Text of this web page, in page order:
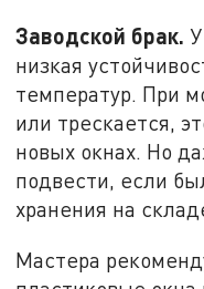
Заводской брак.
низкая
температур. При
или трескается,
новых окнах. Но
подвести, если
хранения на
Мастера